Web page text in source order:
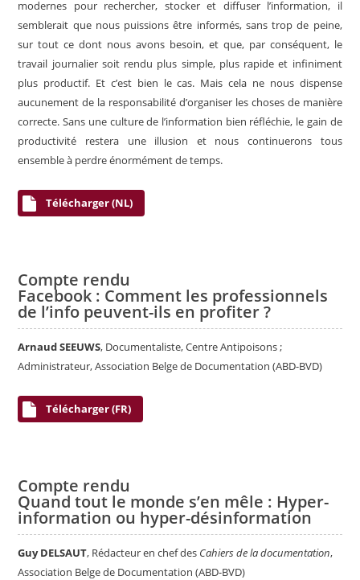
modernes pour rechercher, stocker et diffuser l’information, il
semblerait que nous puissions être informés, sans trop de peine,
sur tout ce dont nous avons besoin, et que, par conséquent, le
travail journalier soit rendu plus simple, plus rapide et infiniment
plus productif. Et c’est bien le cas. Mais cela ne nous dispense
aucunement de la responsabilité d’organiser les choses de manière
correcte. Sans une culture de l’information bien réfléchie, le gain de
productivité restera une illusion et nous continuerons tous
ensemble à perdre énormément de temps.
Télécharger (NL)
Compte rendu
Facebook : Comment les professionnels
de l’info peuvent-ils en profiter ?
Arnaud SEEUWS, Documentaliste, Centre Antipoisons ;
Administrateur, Association Belge de Documentation (ABD-BVD)
Télécharger (FR)
Compte rendu
Quand tout le monde s’en mêle : Hyper-
information ou hyper-désinformation
Guy DELSAUT, Rédacteur en chef des Cahiers de la documentation,
Association Belge de Documentation (ABD-BVD)